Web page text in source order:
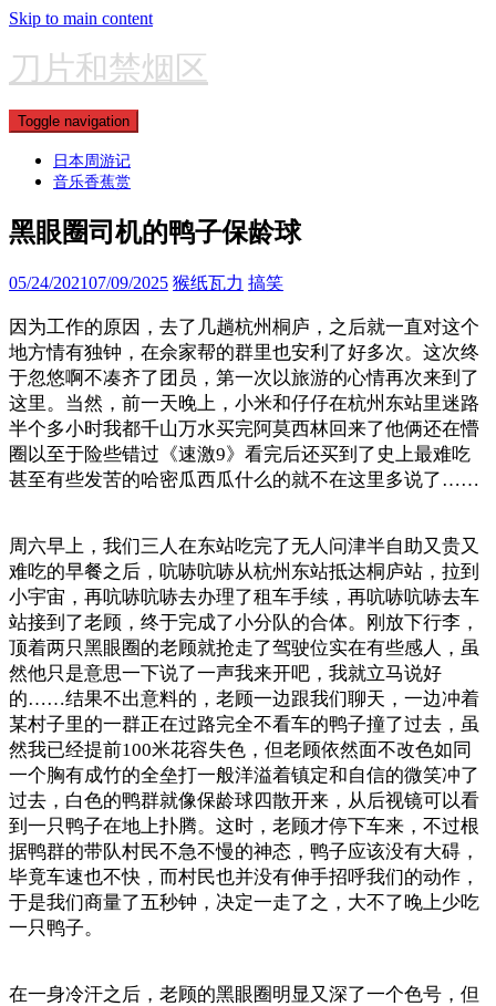
Skip to main content
刀片和禁烟区
Toggle navigation
日本周游记
音乐香蕉赏
黑眼圈司机的鸭子保龄球
05/24/202107/09/2025 猴纸瓦力 搞笑
因为工作的原因，去了几趟杭州桐庐，之后就一直对这个
地方情有独钟，在佘家帮的群里也安利了好多次。这次终
于忽悠啊不凑齐了团员，第一次以旅游的心情再次来到了
这里。当然，前一天晚上，小米和仔仔在杭州东站里迷路
半个多小时我都千山万水买完阿莫西林回来了他俩还在懵
圈以至于险些错过《速激9》看完后还买到了史上最难吃
甚至有些发苦的哈密瓜西瓜什么的就不在这里多说了……
周六早上，我们三人在东站吃完了无人问津半自助又贵又
难吃的早餐之后，吭哧吭哧从杭州东站抵达桐庐站，拉到
小宇宙，再吭哧吭哧去办理了租车手续，再吭哧吭哧去车
站接到了老顾，终于完成了小分队的合体。刚放下行李，
顶着两只黑眼圈的老顾就抢走了驾驶位实在有些感人，虽
然他只是意思一下说了一声我来开吧，我就立马说好
的……结果不出意料的，老顾一边跟我们聊天，一边冲着
某村子里的一群正在过路完全不看车的鸭子撞了过去，虽
然我已经提前100米花容失色，但老顾依然面不改色如同
一个胸有成竹的全垒打一般洋溢着镇定和自信的微笑冲了
过去，白色的鸭群就像保龄球四散开来，从后视镜可以看
到一只鸭子在地上扑腾。这时，老顾才停下车来，不过根
据鸭群的带队村民不急不慢的神态，鸭子应该没有大碍，
毕竟车速也不快，而村民也并没有伸手招呼我们的动作，
于是我们商量了五秒钟，决定一走了之，大不了晚上少吃
一只鸭子。
在一身冷汗之后，老顾的黑眼圈明显又深了一个色号，但